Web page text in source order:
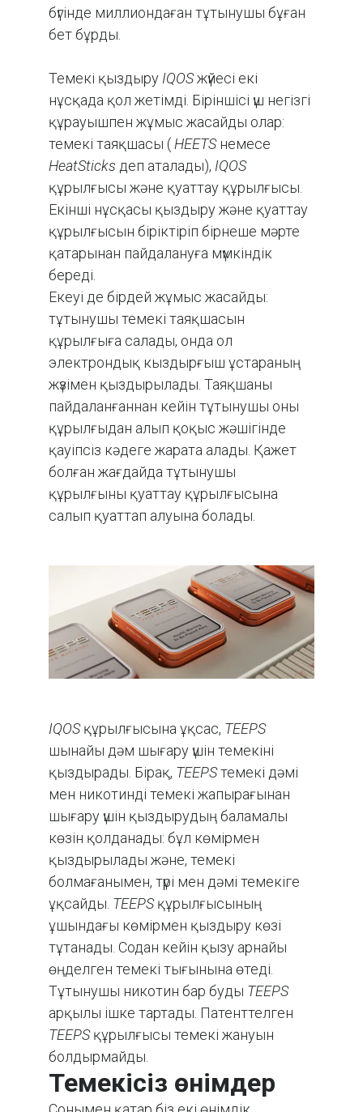
бүгінде миллиондаған тұтынушы бұған
бет бұрды.
Темекі қыздыру IQOSжүйесі екі
нұсқада қол жетімді. Біріншісі үш негізгі
құрауышпен жұмыс жасайды олар:
темекі таяқшасы ( HEETSнемесе
HeatSticks деп аталады), IQOS
құрылғысы және қуаттау құрылғысы.
Екінші нұсқасы қыздыру және қуаттау
құрылғысын біріктіріп бірнеше мәрте
қатарынан пайдалануға мүмкіндік
береді.
Екеуі де бірдей жұмыс жасайды:
тұтынушы темекі таяқшасын
құрылғыға салады, онда ол
электрондық кыздырғыш ұстараның
жүзімен қыздырылады. Таяқшаны
пайдаланғаннан кейін тұтынушы оны
құрылғыдан алып қоқыс жәшігінде
қауіпсіз кәдеге жарата алады. Қажет
болған жағдайда тұтынушы
құрылғыны қуаттау құрылғысына
салып қуаттап алуына болады.
IQOSқұрылғысына ұқсас, TEEPS
шынайы дәм шығару үшін темекіні
қыздырады. Бірақ, TEEPSтемекі дәмі
мен никотинді темекі жапырағынан
шығару үшін қыздырудың баламалы
көзін қолданады: бұл көмірмен
қыздырылады және, темекі
болмағанымен, түрі мен дәмі темекіге
ұқсайды. TEEPSқұрылғысының
ұшындағы көмірмен қыздыру көзі
тұтанады. Содан кейін қызу арнайы
өңделген темекі тығынына өтеді.
Тұтынушы никотин бар буды TEEPS
арқылы ішке тартады. Патенттелген
TEEPSқұрылғысы темекі жануын
болдырмайды.
Темекісіз өнімдер